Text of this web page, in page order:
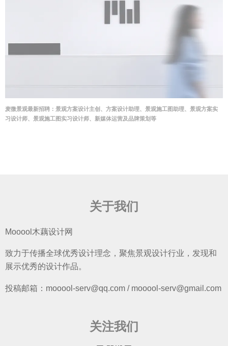
麦微景观最新招聘：景观方案设计主创、方案设计助理、景观施工图助理、景观方案实
习设计师、景观施工图实习设计师、新媒体运营及品牌策划等
关于我们
Mooool木藕设计网
致力于传播全球优秀设计理念，聚焦景观设计行业，发现和
展示优秀的设计作品。
投稿邮箱：mooool-serv@qq.com / mooool-serv@gmail.com
关注我们